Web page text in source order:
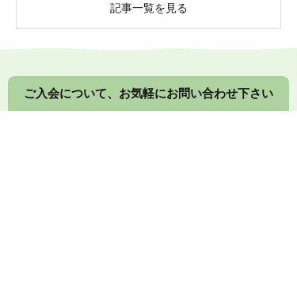
記事一覧を見る
ご入会について、お気軽にお問い合わせ下さい